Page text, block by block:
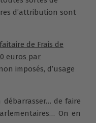
d’attribution sont
de Frais de
euros par
imposés, d’usage
de faire
On en